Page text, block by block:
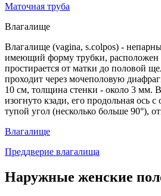
Маточная труба
Влагалище
Влагалище (vagina, s.colpos) -
имеющий форму трубки, расположен
простирается от матки до половой
проходит через мочеполовую
10 см, толщина стенки - около 3 мм.
изогнуто кзади, его продольная ось
тупой угол (несколько больше 90°),
Влагалище
Преддверие влагалища
Наружные женские